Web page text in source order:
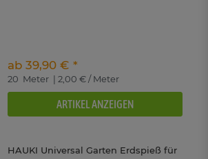
ab 39,90 € *
20 Meter | 2,00 € / Meter
ARTIKEL ANZEIGEN
HAUKI Universal Garten Erdspieß für